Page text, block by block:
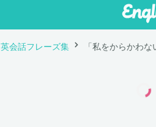
英会話フレーズ集